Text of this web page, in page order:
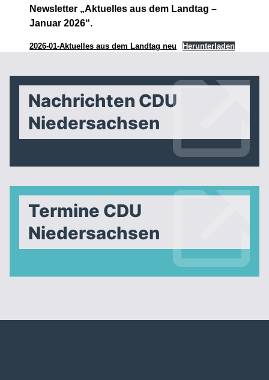
Newsletter „Aktuelles aus dem Landtag –
Januar 2026“.
2026-01-Aktuelles aus dem Landtag neu Herunterladen
Nachrichten CDU
Niedersachsen
Termine CDU
Niedersachsen